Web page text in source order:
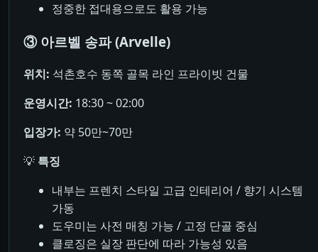
정중한 접대용으로도 활용 가능
③ 아르벨 송파 (Arvelle)
위치: 석촌호수 동쪽 골목 라인 프라이빗 건물
운영시간: 18:30 ~ 02:00
입장가: 약 50만~70만
💡 특징
내부는 프렌치 스타일 고급 인테리어 / 향기 시스템
가동
도우미는 사전 매칭 가능 / 고정 단골 중심
클로징은 실장 판단에 따라 가능성 있음